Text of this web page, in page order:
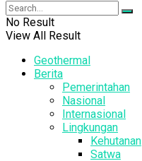
No Result
View All Result
Geothermal
Berita
Pemerintahan
Nasional
Internasional
Lingkungan
Kehutanan
Satwa